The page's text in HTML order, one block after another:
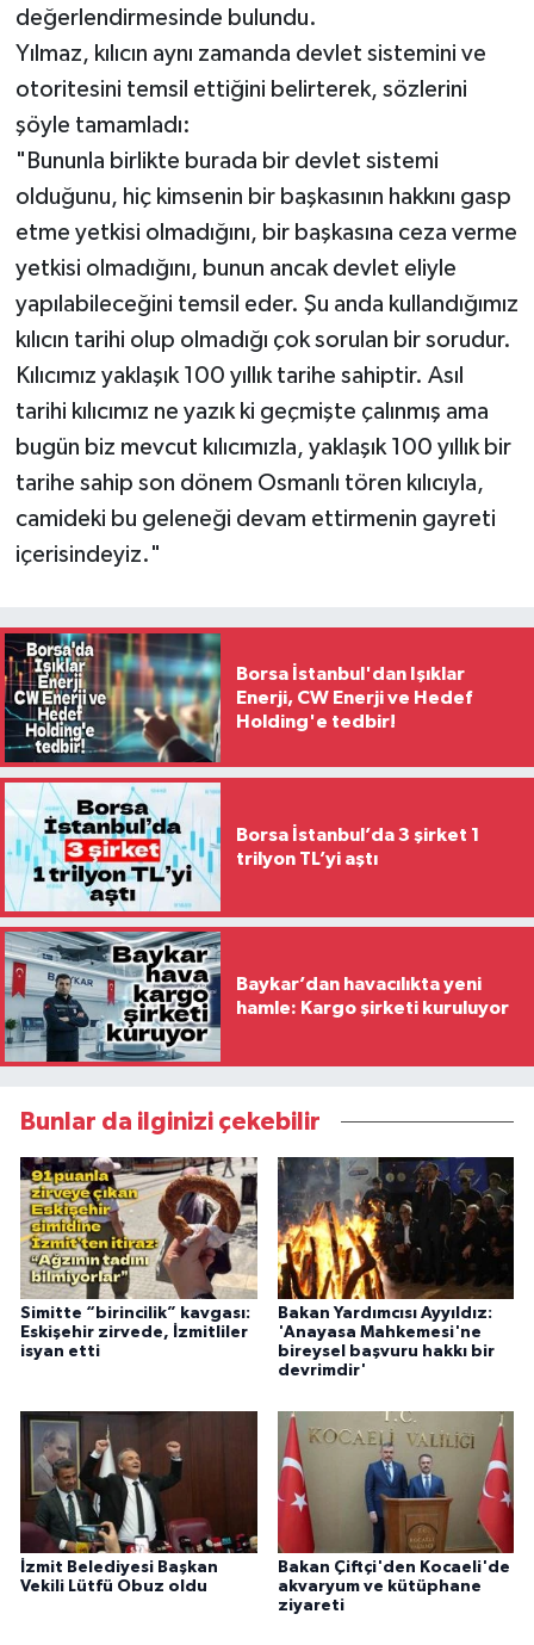
değerlendirmesinde bulundu.
Yılmaz, kılıcın aynı zamanda devlet sistemini ve
otoritesini temsil ettiğini belirterek, sözlerini
şöyle tamamladı:
"Bununla birlikte burada bir devlet sistemi
olduğunu, hiç kimsenin bir başkasının hakkını gasp
etme yetkisi olmadığını, bir başkasına ceza verme
yetkisi olmadığını, bunun ancak devlet eliyle
yapılabileceğini temsil eder. Şu anda kullandığımız
kılıcın tarihi olup olmadığı çok sorulan bir sorudur.
Kılıcımız yaklaşık 100 yıllık tarihe sahiptir. Asıl
tarihi kılıcımız ne yazık ki geçmişte çalınmış ama
bugün biz mevcut kılıcımızla, yaklaşık 100 yıllık bir
tarihe sahip son dönem Osmanlı tören kılıcıyla,
camideki bu geleneği devam ettirmenin gayreti
içerisindeyiz."
Borsa İstanbul'dan Işıklar
Enerji, CW Enerji ve Hedef
Holding'e tedbir!
Borsa İstanbul’da 3 şirket 1
trilyon TL’yi aştı
Baykar’dan havacılıkta yeni
hamle: Kargo şirketi kuruluyor
Bunlar da ilginizi çekebilir
Simitte “birincilik” kavgası:
Eskişehir zirvede, İzmitliler
isyan etti
Bakan Yardımcısı Ayyıldız:
'Anayasa Mahkemesi'ne
bireysel başvuru hakkı bir
devrimdir'
İzmit Belediyesi Başkan
Vekili Lütfü Obuz oldu
Bakan Çiftçi'den Kocaeli'de
akvaryum ve kütüphane
ziyareti